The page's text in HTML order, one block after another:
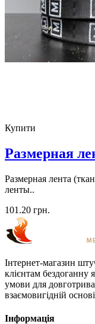
Купити
Размерная
Размерная лента
ленты..
101.20 грн.
Інтернет-магазин
клієнтам бездоганну
умови для
взаємовигідній
Інформація